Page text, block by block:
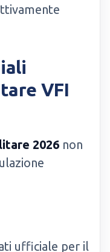
VFI
2026 non
ufficiale per il